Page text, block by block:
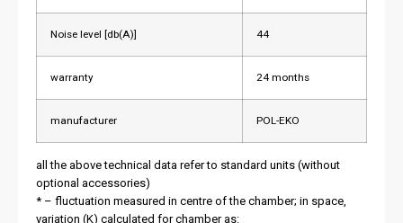
Noise level [db(A)] 44
warranty 24 months
manufacturer POL-EKO
all the above technical data refer to standard units (without
optional accessories)
* – fluctuation measured in centre of the chamber; in space,
variation (K) calculated for chamber as: